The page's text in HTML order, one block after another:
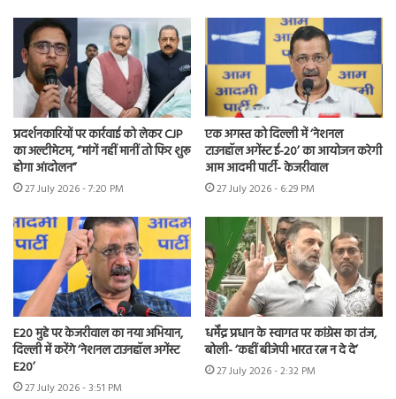
प्रदर्शनकारियों पर कार्रवाई को लेकर CJP
का अल्टीमेटम, “मांगें नहीं मानीं तो फिर शुरू
होगा आंदोलन”
27 July 2026 - 7:20 PM
एक अगस्त को दिल्ली में ‘नेशनल
टाउनहॉल अगेंस्ट ई-20’ का आयोजन करेगी
आम आदमी पार्टी- केजरीवाल
27 July 2026 - 6:29 PM
E20 मुद्दे पर केजरीवाल का नया अभियान,
दिल्ली में करेंगे ‘नेशनल टाउनहॉल अगेंस्ट
E20’
27 July 2026 - 3:51 PM
धर्मेंद्र प्रधान के स्वागत पर कांग्रेस का तंज,
बोली- ‘कहीं बीजेपी भारत रत्न न दे दे’
27 July 2026 - 2:32 PM